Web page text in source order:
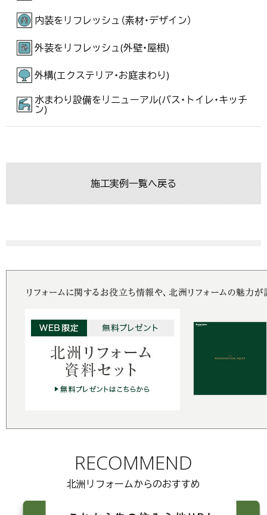
内装をリフレッシュ（素材・デザイン）
外装をリフレッシュ(外壁・屋根)
外構(エクステリア・お庭まわり)
水まわり設備をリニューアル(バス・トイレ・キッチ
ン)
施工実例一覧へ戻る
RECOMMEND
北洲リフォームからのおすすめ